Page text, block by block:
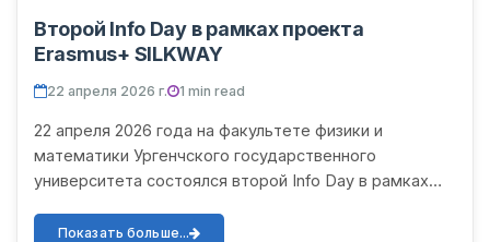
Второй Info Day в рамках проекта
Erasmus+ SILKWAY
22 апреля 2026 г. 1 min read
22 апреля 2026 года на факультете физики и
математики Ургенчского государственного
университета состоялся второй Info Day в рамках
участие выпускники ба...
Показать больше...